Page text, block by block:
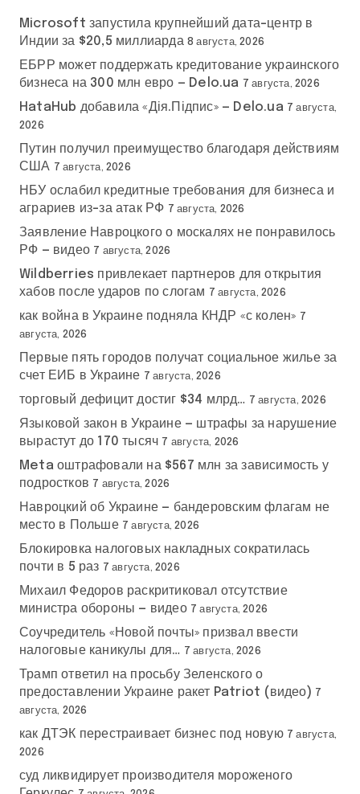
Microsoft запустила крупнейший дата-центр в
Индии за $20,5 миллиарда 8 августа, 2026
ЕБРР может поддержать кредитование украинского
бизнеса на 300 млн евро — Delo.ua 7 августа, 2026
HataHub добавила «Дія.Підпис» — Delo.ua 7 августа,
2026
Путин получил преимущество благодаря действиям
США 7 августа, 2026
НБУ ослабил кредитные требования для бизнеса и
аграриев из-за атак РФ 7 августа, 2026
Заявление Навроцкого о москалях не понравилось
РФ — видео 7 августа, 2026
Wildberries привлекает партнеров для открытия
хабов после ударов по слогам 7 августа, 2026
как война в Украине подняла КНДР «с колен» 7
августа, 2026
Первые пять городов получат социальное жилье за
счет ЕИБ в Украине 7 августа, 2026
торговый дефицит достиг $34 млрд… 7 августа, 2026
Языковой закон в Украине — штрафы за нарушение
вырастут до 170 тысяч 7 августа, 2026
Meta оштрафовали на $567 млн за зависимость у
подростков 7 августа, 2026
Навроцкий об Украине — бандеровским флагам не
место в Польше 7 августа, 2026
Блокировка налоговых накладных сократилась
почти в 5 раз 7 августа, 2026
Михаил Федоров раскритиковал отсутствие
министра обороны — видео 7 августа, 2026
Соучредитель «Новой почты» призвал ввести
налоговые каникулы для… 7 августа, 2026
Трамп ответил на просьбу Зеленского о
предоставлении Украине ракет Patriot (видео) 7
августа, 2026
как ДТЭК перестраивает бизнес под новую 7 августа,
2026
суд ликвидирует производителя мороженого